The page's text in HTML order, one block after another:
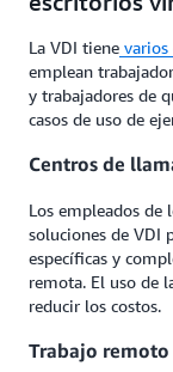
La VDI tiene varios
emplean
y trabajadores de
casos de uso de
Centros de
Los empleados de
soluciones de VDI
específicas y
remota. El uso de
reducir los costos.
Trabajo remoto